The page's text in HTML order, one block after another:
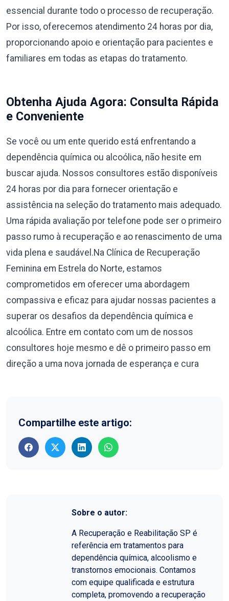
essencial durante todo o processo de recuperação.
Por isso, oferecemos atendimento 24 horas por dia,
proporcionando apoio e orientação para pacientes e
familiares em todas as etapas do tratamento.
Obtenha Ajuda Agora: Consulta Rápida
e Conveniente
Se você ou um ente querido está enfrentando a
dependência química ou alcoólica, não hesite em
buscar ajuda. Nossos consultores estão disponíveis
24 horas por dia para fornecer orientação e
assistência na seleção do tratamento mais adequado.
Uma rápida avaliação por telefone pode ser o primeiro
passo rumo à recuperação e ao renascimento de uma
vida plena e saudável.Na Clínica de Recuperação
Feminina em Estrela do Norte, estamos
comprometidos em oferecer uma abordagem
compassiva e eficaz para ajudar nossas pacientes a
superar os desafios da dependência química e
alcoólica. Entre em contato com um de nossos
consultores hoje mesmo e dê o primeiro passo em
direção a uma nova jornada de esperança e cura
Compartilhe este artigo:
Sobre o autor:
A Recuperação e Reabilitação SP é
referência em tratamentos para
dependência química, alcoolismo e
transtornos emocionais. Contamos
com equipe qualificada e estrutura
completa, promovendo a recuperação